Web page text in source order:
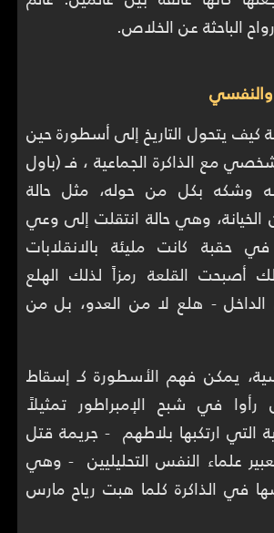
الباحثة عن الخلاص.
والنفسي
كيف يتحول التاريخ إلى أسطورة حين
مع الذاكرة الجماعية ، فـ (باول
وشكه بكل من حوله، مثل حالة
الخيانة، وهي حالة انتقلت إلى وعي
حقبة كانت مليئة بالانقلابات
أصبحت القلعة رمزاً لذلك الهلع
الداخل - هلع لا من العدو، بل من
يمكن فهم الأسطورة كـ إسقاط
في شبح الإمبراطور تمثيلاً
التي ارتكبها بلاطهم - جريمة قتل
علماء النفس التحليليين - وهي
في الذاكرة كلما هبت رياح مارس